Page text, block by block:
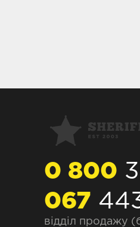
067
відділ продажу
0 800